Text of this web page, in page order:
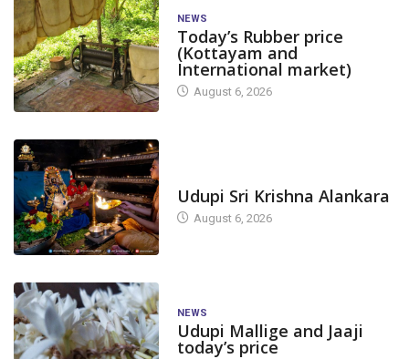
NEWS
Today’s Rubber price
(Kottayam and
International market)
August 6, 2026
Udupi Sri Krishna Alankara
August 6, 2026
NEWS
Udupi Mallige and Jaaji
today’s price